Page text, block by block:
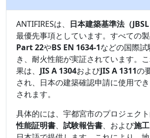
ANTIFIRESは、 日本建築基準法（JBSL
最優先事項としています。すべての製
Part 22やBS EN 1634-1などの国際
き、耐火性能が実証されています。
果は、 JIS A 1304およびJIS A 1311の
され、日本の建築確認申請に使用で
されます。
具体的には、宇都宮市のプロジェクト
性能証明書、 試験報告書、および施